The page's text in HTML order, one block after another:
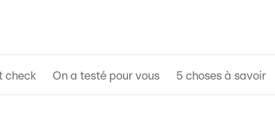
check On a testé pour vous 5 choses à savoir